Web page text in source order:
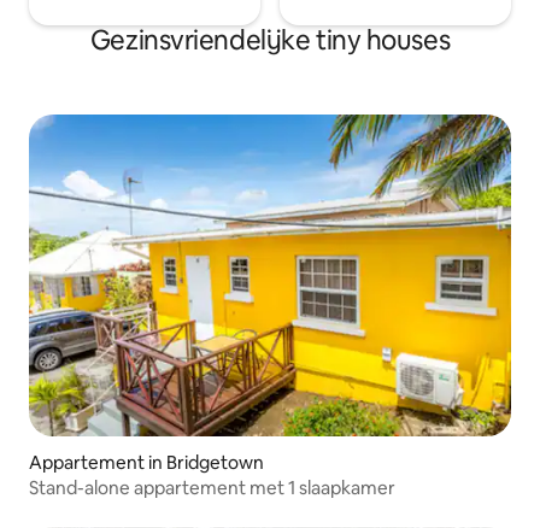
Gezinsvriendelijke tiny houses
Appartement in Bridgetown
Stand-alone appartement met 1 slaapkamer